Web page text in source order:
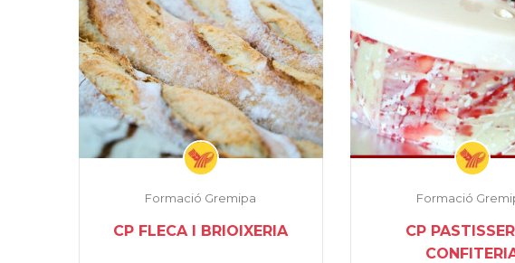
Formació Gremipa
CP FLECA I BRIOIXERIA
Formació
CP